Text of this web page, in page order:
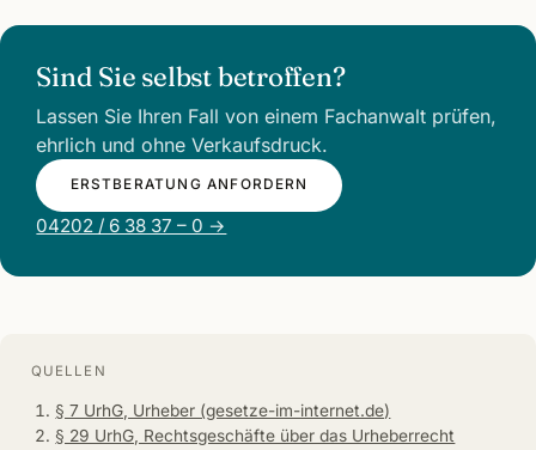
Sind Sie selbst betroffen?
Lassen Sie Ihren Fall von einem Fachanwalt prüfen,
ehrlich und ohne Verkaufsdruck.
ERSTBERATUNG ANFORDERN
04202 / 6 38 37 – 0 →
QUELLEN
§ 7 UrhG, Urheber (gesetze-im-internet.de)
§ 29 UrhG, Rechtsgeschäfte über das Urheberrecht